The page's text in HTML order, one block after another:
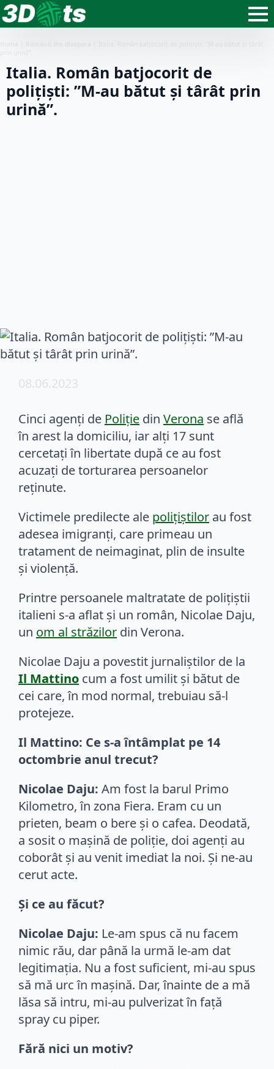
Italia. Român batjocorit de
polițiști: ”M-au bătut și târât prin
urină”.
08.06.2023
Cinci agenţi de Poliție din Verona se află
în arest la domiciliu, iar alţi 17 sunt
cercetaţi în libertate după ce au fost
acuzaţi de torturarea persoanelor
reţinute.
Victimele predilecte ale polițiștilor au fost
adesea imigranţi, care primeau un
tratament de neimaginat, plin de insulte
şi violenţă.
Printre persoanele maltratate de polițiștii
italieni s-a aflat și un român, Nicolae Daju,
un om al străzilor din Verona.
Nicolae Daju a povestit jurnaliștilor de la
Il Mattino cum a fost umilit şi bătut de
cei care, în mod normal, trebuiau să-l
protejeze.
Il Mattino: Ce s-a întâmplat pe 14
octombrie anul trecut?
Nicolae Daju: Am fost la barul Primo
Kilometro, în zona Fiera. Eram cu un
prieten, beam o bere și o cafea. Deodată,
a sosit o mașină de poliție, doi agenți au
coborât și au venit imediat la noi. Și ne-au
cerut acte.
Și ce au făcut?
Nicolae Daju: Le-am spus că nu facem
nimic rău, dar până la urmă le-am dat
legitimația. Nu a fost suficient, mi-au spus
să mă urc în mașină. Dar, înainte de a mă
lăsa să intru, mi-au pulverizat în față
spray cu piper.
Fără nici un motiv?